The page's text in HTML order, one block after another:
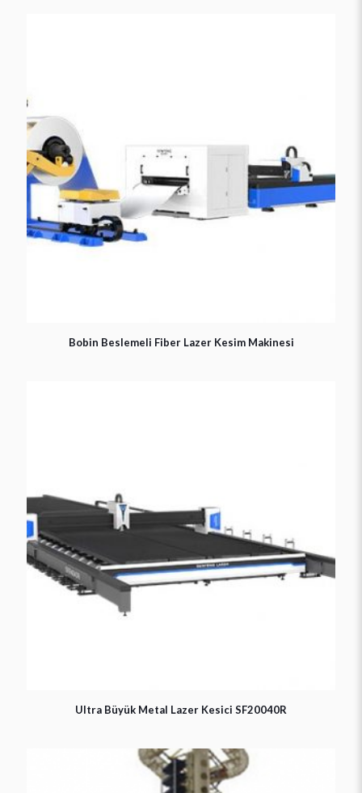
Bobin Beslemeli Fiber Lazer Kesim Makinesi
Ultra Büyük Metal Lazer Kesici SF20040R